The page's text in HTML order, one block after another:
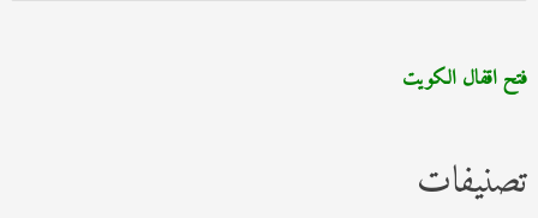
ل
ح
ع
فتح اقفال الكويت
تصنيفات